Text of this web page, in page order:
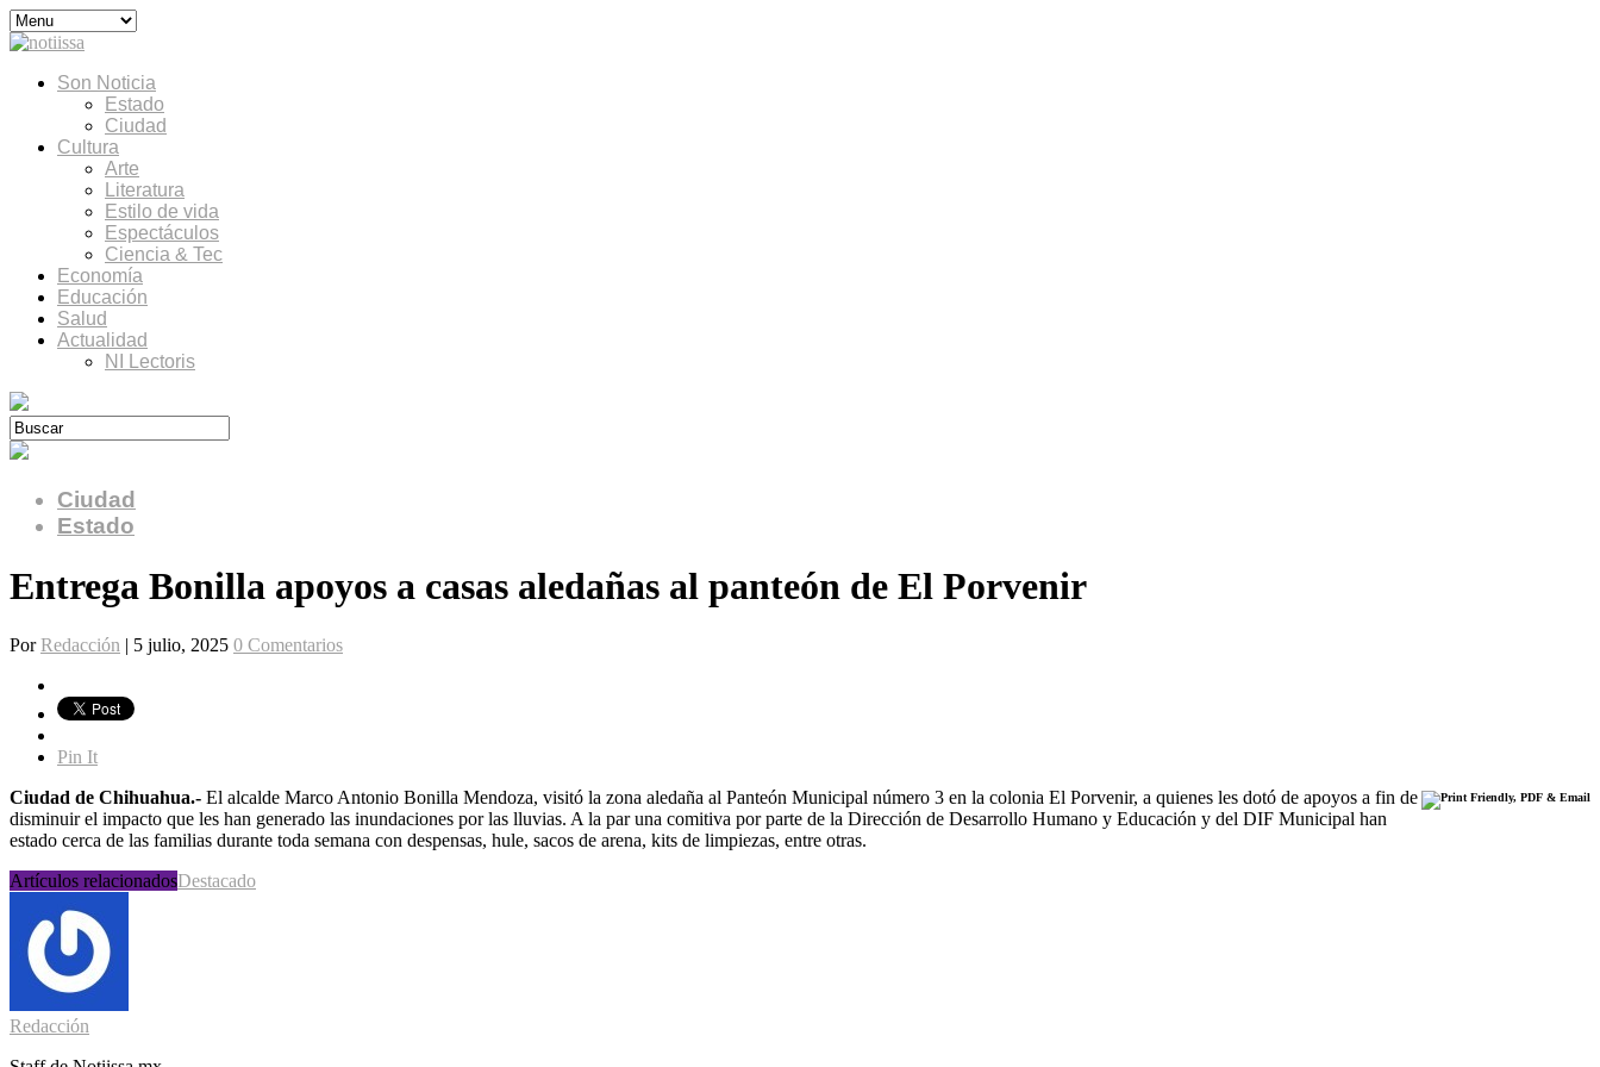
Son Noticia
Estado
Ciudad
Cultura
Arte
Literatura
Estilo de vida
Espectáculos
Ciencia & Tec
Economía
Educación
Salud
Actualidad
NI Lectoris
Ciudad
Estado
Entrega Bonilla apoyos a casas aledañas al panteón de El Porvenir
PorRedacción | 5 julio, 2025 0 Comentarios
Pin It
Ciudad de Chihuahua.- El alcalde Marco Antonio Bonilla Mendoza, visitó la zona aledaña al Panteón Municipal número 3 en la colonia El Porvenir, a quienes les dotó de apoyos a fin de
disminuir el impacto que les han generado las inundaciones por las lluvias. A la par una comitiva por parte de la Dirección de Desarrollo Humano y Educación y del DIF Municipal han
estado cerca de las familias durante toda semana con despensas, hule, sacos de arena, kits de limpiezas, entre otras.
Artículos relacionadosDestacado
Redacción